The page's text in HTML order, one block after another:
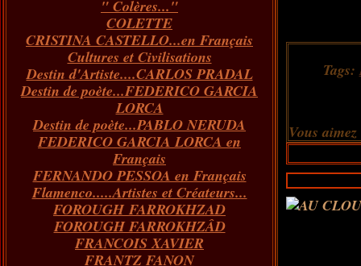
" Colères..."
COLETTE
CRISTINA CASTELLO...en Français
Cultures et Civilisations
Destin d'Artiste....CARLOS PRADAL
Destin de poète...FEDERICO GARCIA
LORCA
Destin de poète...PABLO NERUDA
FEDERICO GARCIA LORCA en
Français
FERNANDO PESSOA en Français
Flamenco.....Artistes et Créateurs...
FOROUGH FARROKHZAD
FOROUGH FARROKHZÂD
FRANCOIS XAVIER
FRANTZ FANON
Tags:
Vous aimez